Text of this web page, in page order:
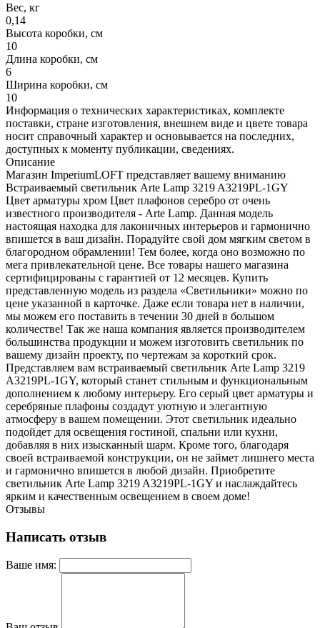
Вес, кг
0,14
Высота коробки, см
10
Длина коробки, см
6
Ширина коробки, см
10
Информация о технических характеристиках, комплекте
поставки, стране изготовления, внешнем виде и цвете товара
носит справочный характер и основывается на последних,
доступных к моменту публикации, сведениях.
Описание
Магазин ImperiumLOFT представляет вашему вниманию
Встраиваемый светильник Arte Lamp 3219 A3219PL-1GY
Цвет арматуры хром Цвет плафонов серебро от очень
известного производителя - Arte Lamp. Данная модель
настоящая находка для лаконичных интерьеров и гармонично
впишется в ваш дизайн. Порадуйте свой дом мягким светом в
благородном обрамлении! Тем более, когда оно возможно по
мега привлекательной цене. Все товары нашего магазина
сертифицированы с гарантией от 12 месяцев. Купить
представленную модель из раздела «Светильники» можно по
цене указанной в карточке. Даже если товара нет в наличии,
мы можем его поставить в течении 30 дней в большом
количестве! Так же наша компания является производителем
большинства продукции и можем изготовить светильник по
вашему дизайн проекту, по чертежам за короткий срок.
Представляем вам встраиваемый светильник Arte Lamp 3219
A3219PL-1GY, который станет стильным и функциональным
дополнением к любому интерьеру. Его серый цвет арматуры и
серебряные плафоны создадут уютную и элегантную
атмосферу в вашем помещении. Этот светильник идеально
подойдет для освещения гостиной, спальни или кухни,
добавляя в них изысканный шарм. Кроме того, благодаря
своей встраиваемой конструкции, он не займет лишнего места
и гармонично впишется в любой дизайн. Приобретите
светильник Arte Lamp 3219 A3219PL-1GY и наслаждайтесь
ярким и качественным освещением в своем доме!
Отзывы
Написать отзыв
Ваше имя: